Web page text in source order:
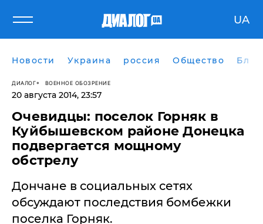
UA
Новости Украина россия Общество
ДИАЛОГ ВОЕННОЕ ОБОЗРЕНИЕ
20 августа 2014, 23:57
Очевидцы: поселок Горняк в
Куйбышевском районе Донецка
подвергается мощному
обстрелу
Дончане в социальных сетях
обсуждают последствия бомбежки
поселка Горняк.